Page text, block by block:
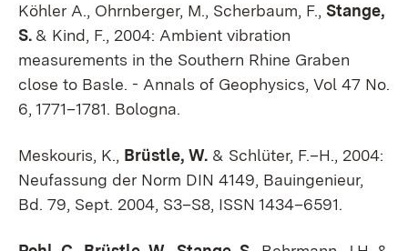
Köhler A., Ohrnberger, M., Scherbaum, F., Stange,
S. & Kind, F., 2004: Ambient vibration
measurements in the Southern Rhine Graben
close to Basle. - Annals of Geophysics, Vol 47 No.
6, 1771–1781. Bologna.
Meskouris, K., Brüstle, W. & Schlüter, F.–H., 2004:
Neufassung der Norm DIN 4149, Bauingenieur,
Bd. 79, Sept. 2004, S3–S8, ISSN 1434–6591.